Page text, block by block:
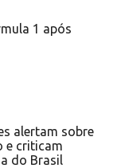
1 após
alertam sobre
e criticam
do Brasil